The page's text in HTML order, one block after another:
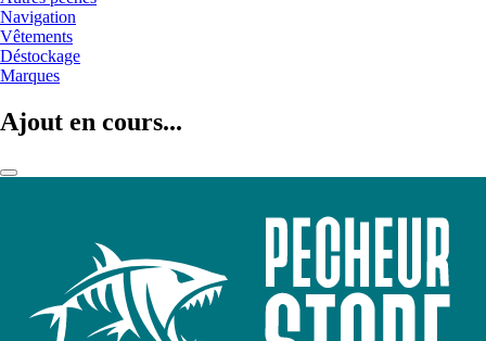
Navigation
Vêtements
Déstockage
Marques
Ajout en cours...